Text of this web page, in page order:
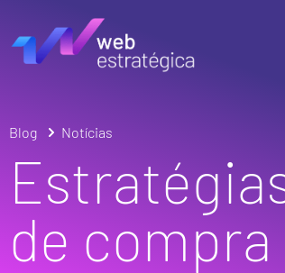
Blog Notícias
de